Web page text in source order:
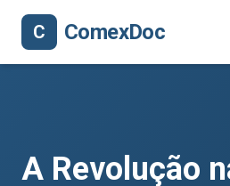
C ComexDoc
A Revolução